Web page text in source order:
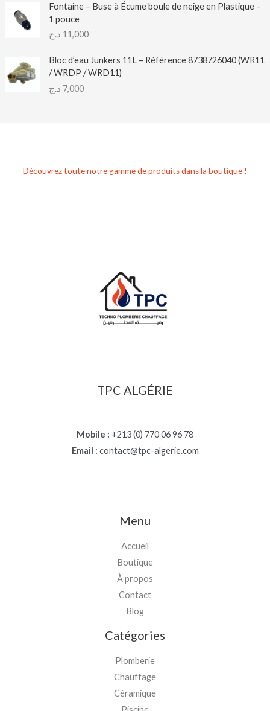
Fontaine – Buse à Écume boule de neige en Plastique –
1 pouce
11,000 د.ج
Bloc d’eau Junkers 11L – Référence 8738726040 (WR11
/ WRDP / WRD11)
7,000 د.ج
Découvrez toute notre gamme de produits dans la boutique !
TPC ALGÉRIE
Mobile : +213 (0) 770 06 96 78
Email : contact@tpc-algerie.com
Menu
Accueil
Boutique
À propos
Contact
Blog
Catégories
Plomberie
Chauffage
Céramique